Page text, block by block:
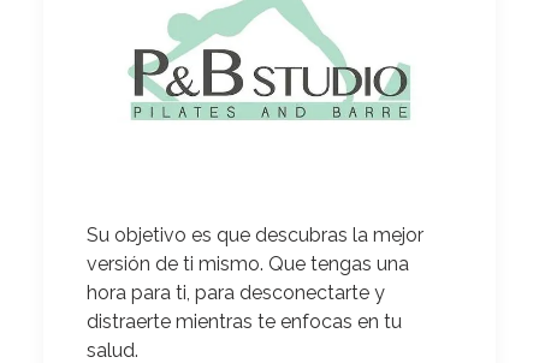
Su objetivo es que descubras la mejor
versión de ti mismo. Que tengas una
hora para ti, para desconectarte y
distraerte mientras te enfocas en tu
salud.